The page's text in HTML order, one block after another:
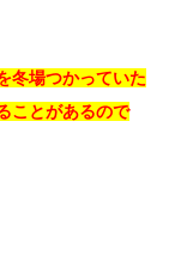
冬場つかっていた
ことがあるので